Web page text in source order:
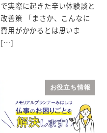
で実際に起きた辛い体験談と
改善策 「まさか、こんなに
費用がかかるとは思いま
[…]
お役立ち情報